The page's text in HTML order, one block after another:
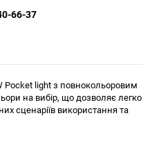
66-37
Pocket light з повнокольоровим
на вибір, що дозволяє легко
сценаріїв використання та